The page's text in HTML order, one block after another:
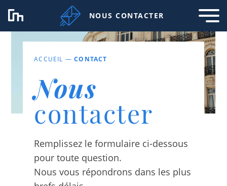
NOUS CONTACTER
ACCUEIL —CONTACT
Nous
contacter
Remplissez le formulaire ci-dessous
pour toute question.
Nous vous répondrons dans les plus